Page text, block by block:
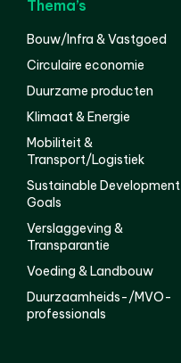
Thema’s
Bouw/Infra & Vastgoed
Circulaire economie
Duurzame producten
Klimaat & Energie
Mobiliteit &
Transport/Logistiek
Sustainable Development
Goals
Verslaggeving &
Transparantie
Voeding & Landbouw
Duurzaamheids-/MVO-
professionals